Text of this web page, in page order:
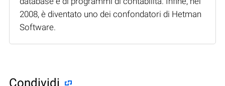
2008, è diventato uno dei confondatori di Hetman
Software.
Condividi